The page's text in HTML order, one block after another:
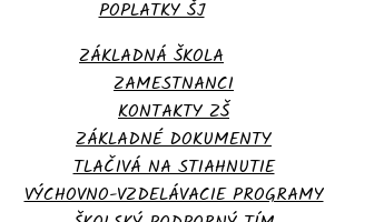
POPLATKY ŠJ
ZÁKLADNÁ ŠKOLA
ZAMESTNANCI
KONTAKTY ZŠ
ZÁKLADNÉ DOKUMENTY
TLAČIVÁ NA STIAHNUTIE
VÝCHOVNO-VZDELÁVACIE PROGRAMY